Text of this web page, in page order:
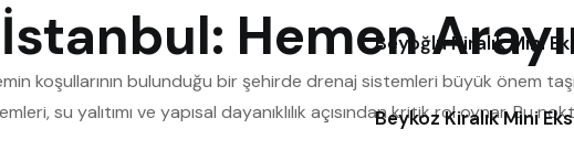
Beyoğlu Kiralık Mini
Beykoz Kiralık Mini
Hemen
koşullarının bulunduğu bir şehirde drenaj sistemleri büyük önem
su yalıtımı ve yapısal dayanıklılık açısından kritik rol oynar. Bu